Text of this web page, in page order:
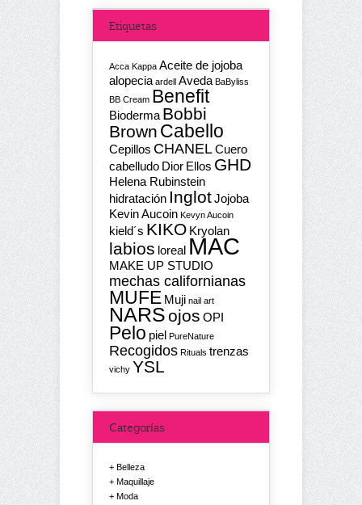
Etiquetas
Acca Kappa Aceite de jojoba
alopecia ardell Aveda BaByliss
BB Cream Benefit
Bioderma Bobbi
Brown Cabello
Cepillos CHANELCuero
cabelludo Dior Ellos GHD
Helena Rubinstein
hidratación InglotJojoba
Kevin Aucoin Kevyn Aucoin
kield´s KIKO Kryolan
labios loreal MAC
MAKE UP STUDIO
mechas californianas
MUFE Muji nail art
NARSojos OPI
Pelo piel PureNature
Recogidos Rituals trenzas
vichy YSL
Categorías
Belleza
Maquillaje
Moda